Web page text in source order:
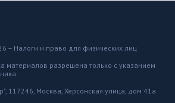
– Налоги и право для физических лиц
материалов разрешена только с указанием
117246, Москва, Херсонская улица, дом 41а